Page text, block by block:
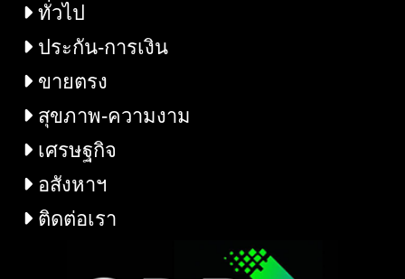
ทั่วไป
ประกัน-การเงิน
ขายตรง
สุขภาพ-ความงาม
เศรษฐกิจ
อสังหาฯ
ติดต่อเรา